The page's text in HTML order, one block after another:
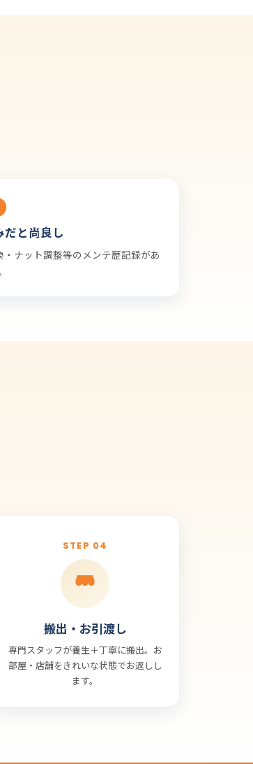
だと尚良し
・ナット調整等のメンテ歴記録があ
STEP 04
搬出・お引渡し
専門スタッフが養生＋丁寧に搬出。お
部屋・店舗をきれいな状態でお返しし
ます。